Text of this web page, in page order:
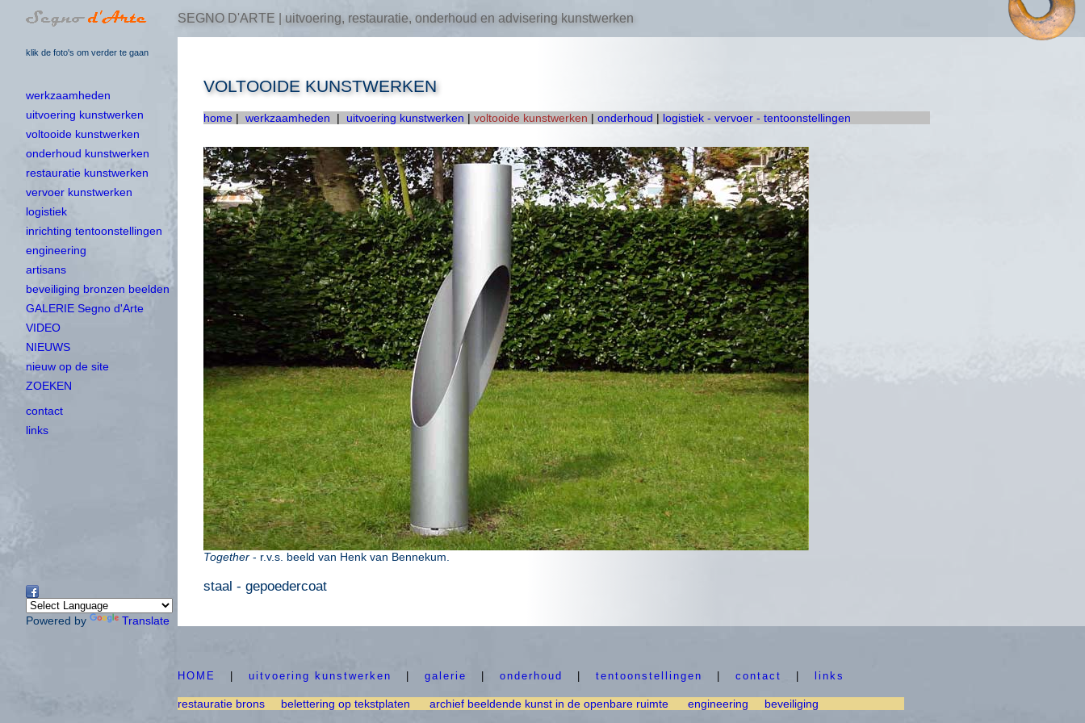
klik de foto's om verder te gaan
SEGNO D'ARTE | uitvoering, restauratie, onderhoud en advisering kunstwerken
werkzaamheden
uitvoering kunstwerken
voltooide kunstwerken
onderhoud kunstwerken
restauratie kunstwerken
vervoer kunstwerken
logistiek
inrichting tentoonstellingen
engineering
artisans
beveiliging bronzen beelden
GALERIE Segno d'Arte
VIDEO
NIEUWS
nieuw op de site
ZOEKEN
contact
links
Powered by Translate
VOLTOOIDE KUNSTWERKEN
home | werkzaamheden | uitvoering kunstwerken | voltooide kunstwerken | onderhoud | logistiek - vervoer - tentoonstellingen
Together - r.v.s. beeld van Henk van Bennekum.
staal - gepoedercoat
HOME uitvoering kunstwerken galerie onderhoud tentoonstellingen contact links
restauratie brons belettering op tekstplaten archief beeldende kunst in de openbare ruimte engineering beveiliging